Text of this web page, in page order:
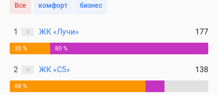
Все комфорт бизнес
1 0 ЖК «Лучи» 177
20 % 80 %
2 Н ЖК «С5» 138
88 %